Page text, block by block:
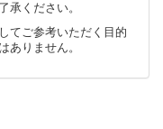
承ください。
てご参考いただく目的
ありません。